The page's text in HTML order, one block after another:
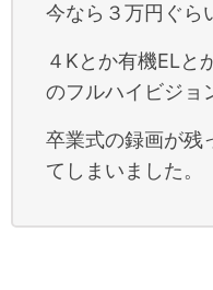
今なら３万円ぐら
４Kとか有機ELと
のフルハイビジョ
卒業式の録画が残
てしまいました。